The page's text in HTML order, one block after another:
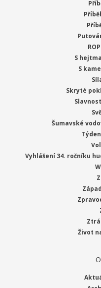
S
S
Skryté
Šumavské
Vyhlášení 34. ročníku
Život